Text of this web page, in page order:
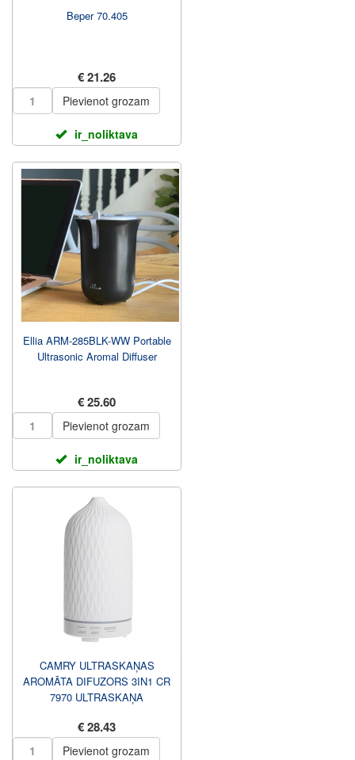
Beper 70.405
€ 21.26
Pievienot grozam
ir_noliktava
Ellia ARM-285BLK-WW Portable
Ultrasonic Aromal Diffuser
€ 25.60
Pievienot grozam
ir_noliktava
CAMRY ULTRASKAŅAS
AROMĀTA DIFUZORS 3IN1 CR
7970 ULTRASKAŅA
M2 BALTA
€ 28.43
Pievienot grozam